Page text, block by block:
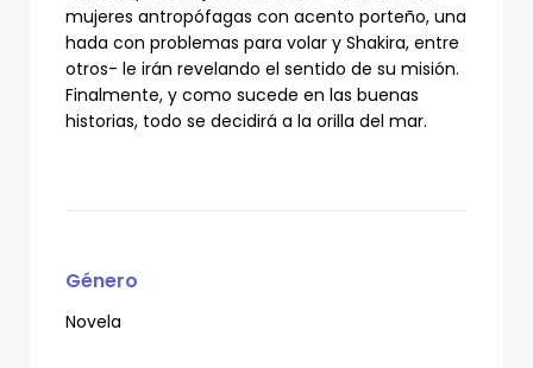
mujeres antropófagas con acento porteño, una
hada con problemas para volar y Shakira, entre
otros- le irán revelando el sentido de su misión.
Finalmente, y como sucede en las buenas
historias, todo se decidirá a la orilla del mar.
Género
Novela